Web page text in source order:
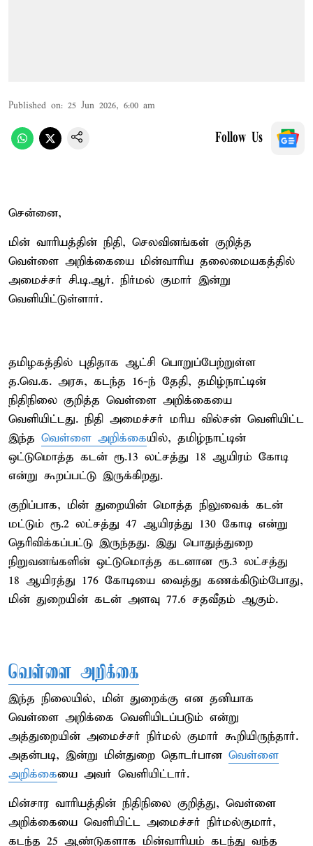
Published on: 25 Jun 2026, 6:00 am
Follow Us
சென்னை,
மின் வாரியத்தின் நிதி, செலவினங்கள் குறித்த
வெள்ளை அறிக்கையை மின்வாரிய தலைமையகத்தில்
அமைச்சர் சி.டி.ஆர். நிர்மல் குமார் இன்று
வெளியிட்டுள்ளார்.
தமிழகத்தில் புதிதாக ஆட்சி பொறுப்பேற்றுள்ள
த.வெ.க. அரசு, கடந்த 16-ந் தேதி, தமிழ்நாட்டின்
நிதிநிலை குறித்த வெள்ளை அறிக்கையை
வெளியிட்டது. நிதி அமைச்சர் மரிய வில்சன் வெளியிட்ட
இந்த வெள்ளை அறிக்கையில், தமிழ்நாட்டின்
ஒட்டுமொத்த கடன் ரூ.13 லட்சத்து 18 ஆயிரம் கோடி
என்று கூறப்பட்டு இருக்கிறது.
குறிப்பாக, மின் துறையின் மொத்த நிலுவைக் கடன்
மட்டும் ரூ.2 லட்சத்து 47 ஆயிரத்து 130 கோடி என்று
தெரிவிக்கப்பட்டு இருந்தது. இது பொதுத்துறை
நிறுவனங்களின் ஒட்டுமொத்த கடனான ரூ.3 லட்சத்து
18 ஆயிரத்து 176 கோடியை வைத்து கணக்கிடும்போது,
மின் துறையின் கடன் அளவு 77.6 சதவீதம் ஆகும்.
வெள்ளை அறிக்கை
இந்த நிலையில், மின் துறைக்கு என தனியாக
வெள்ளை அறிக்கை வெளியிடப்படும் என்று
அத்துறையின் அமைச்சர் நிர்மல் குமார் கூறியிருந்தார்.
அதன்படி, இன்று மின்துறை தொடர்பான வெள்ளை
அறிக்கையை அவர் வெளியிட்டார்.
மின்சார வாரியத்தின் நிதிநிலை குறித்து, வெள்ளை
அறிக்கையை வெளியிட்ட அமைச்சர் நிர்மல்குமார்,
கடந்த 25 ஆண்டுகளாக மின்வாரியம் கடந்து வந்த